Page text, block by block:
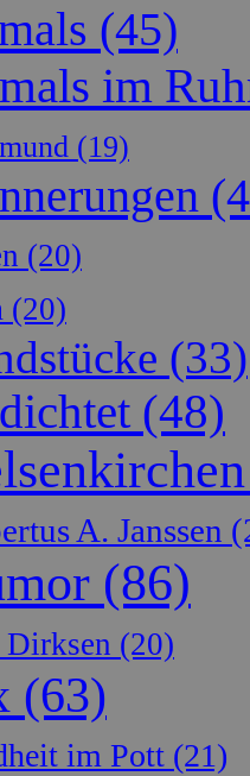
(45)
im
(19)
(20)
(20)
(33)
(48)
A. Janssen
(86)
Dirksen (20)
(63)
im Pott (21)